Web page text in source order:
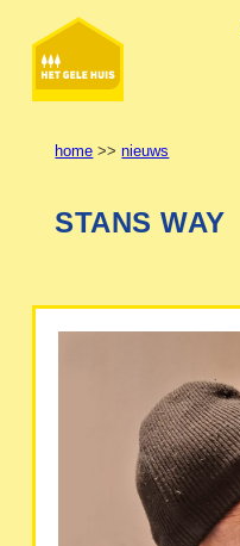
naar
inhoud
home >>nieuws
STANS WAY